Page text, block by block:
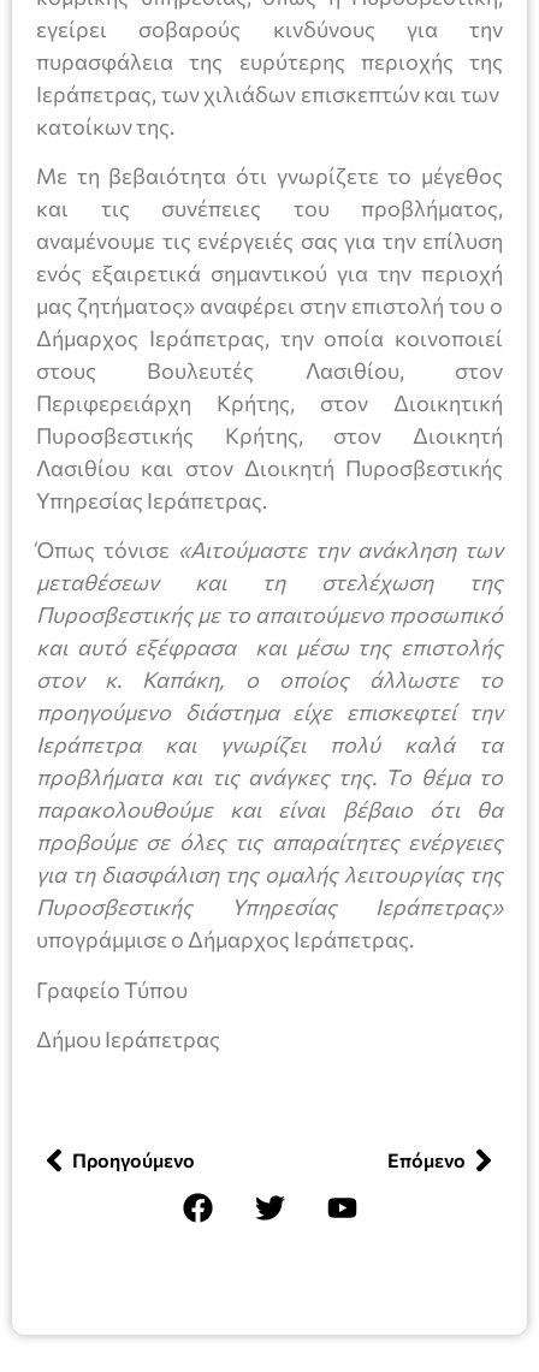
εγείρει σοβαρούς κινδύνους για την
πυρασφάλεια της ευρύτερης περιοχής της
Ιεράπετρας, των χιλιάδων επισκεπτών και των
κατοίκων της.
Με τη βεβαιότητα ότι γνωρίζετε το μέγεθος
και τις συνέπειες του προβλήματος,
αναμένουμε τις ενέργειές σας για την επίλυση
ενός εξαιρετικά σημαντικού για την περιοχή
μας ζητήματος» αναφέρει στην επιστολή του ο
Δήμαρχος Ιεράπετρας, την οποία κοινοποιεί
στους Βουλευτές Λασιθίου, στον
Περιφερειάρχη Κρήτης, στον Διοικητική
Πυροσβεστικής Κρήτης, στον Διοικητή
Λασιθίου και στον Διοικητή Πυροσβεστικής
Υπηρεσίας Ιεράπετρας.
Όπως τόνισε «Αιτούμαστε την ανάκληση των
μεταθέσεων και τη στελέχωση της
Πυροσβεστικής με το απαιτούμενο προσωπικό
και αυτό εξέφρασα και μέσω της επιστολής
στον κ. Καπάκη, ο οποίος άλλωστε το
προηγούμενο διάστημα είχε επισκεφτεί την
Ιεράπετρα και γνωρίζει πολύ καλά τα
προβλήματα και τις ανάγκες της. Το θέμα το
παρακολουθούμε και είναι βέβαιο ότι θα
προβούμε σε όλες τις απαραίτητες ενέργειες
για τη διασφάλιση της ομαλής λειτουργίας της
Πυροσβεστικής Υπηρεσίας Ιεράπετρας»
υπογράμμισε ο Δήμαρχος Ιεράπετρας.
Γραφείο Τύπου
Δήμου Ιεράπετρας
Προηγούμενο Επόμενο